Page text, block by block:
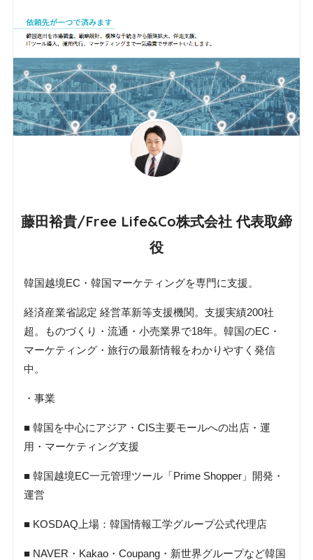
藤田裕貴/Free Life&Co株式会社 代表取締
役
韓国越境EC・韓国マーケティングを専門に支援。
経済産業省認定 経営革新等支援機関。支援実績200社
超。ものづくり・流通・小売業界で18年。韓国のEC・
マーケティング・旅行の最新情報をわかりやすく発信
中。
・事業
■ 韓国を中心にアジア・CIS主要モールへの出店・運
用・マーケティング支援
■ 韓国越境EC一元管理ツール「Prime Shopper」開発・
運営
■ KOSDAQ上場：韓国情報工学グループ公式代理店
■ NAVER・Kakao・Coupang・新世界グループなど韓国